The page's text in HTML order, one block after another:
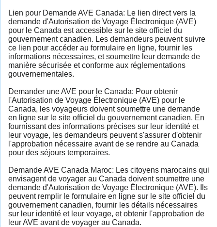
Lien pour Demande AVE Canada: Le lien direct vers la
demande d'Autorisation de Voyage Électronique (AVE)
pour le Canada est accessible sur le site officiel du
gouvernement canadien. Les demandeurs peuvent suivre
ce lien pour accéder au formulaire en ligne, fournir les
informations nécessaires, et soumettre leur demande de
manière sécurisée et conforme aux réglementations
gouvernementales.
Demander une AVE pour le Canada: Pour obtenir
l'Autorisation de Voyage Électronique (AVE) pour le
Canada, les voyageurs doivent soumettre une demande
en ligne sur le site officiel du gouvernement canadien. En
fournissant des informations précises sur leur identité et
leur voyage, les demandeurs peuvent s'assurer d'obtenir
l'approbation nécessaire avant de se rendre au Canada
pour des séjours temporaires.
Demande AVE Canada Maroc: Les citoyens marocains qui
envisagent de voyager au Canada doivent soumettre une
demande d'Autorisation de Voyage Électronique (AVE). Ils
peuvent remplir le formulaire en ligne sur le site officiel du
gouvernement canadien, fournir les détails nécessaires
sur leur identité et leur voyage, et obtenir l'approbation de
leur AVE avant de voyager au Canada.